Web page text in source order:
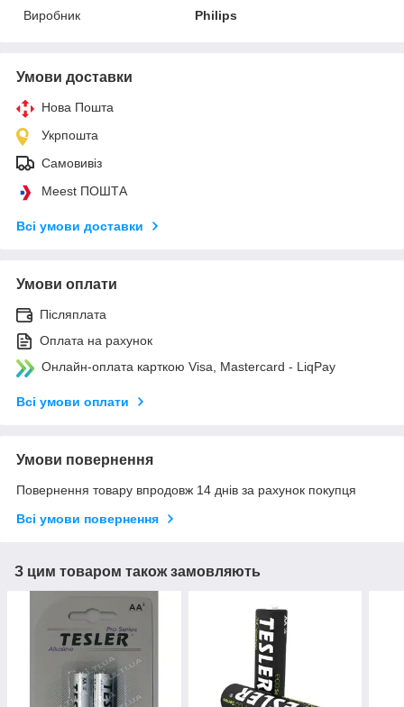
Виробник
Philips
Умови доставки
Нова Пошта
Укрпошта
Самовивіз
Meest ПОШТА
Всі умови доставки
Умови оплати
Післяплата
Оплата на рахунок
Онлайн-оплата карткою Visa, Mastercard - LiqPay
Всі умови оплати
Умови повернення
Повернення товару впродовж 14 днів за рахунок покупця
Всі умови повернення
З цим товаром також замовляють